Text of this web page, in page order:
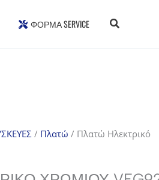
ΦΌΡΜΑ SERVICE
/ Πλατώ / Πλατώ Ηλεκτρικό